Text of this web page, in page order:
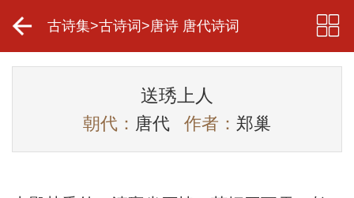
古诗集>古诗词 >唐诗 唐代诗词
送琇上人
朝代： 唐代 作者： 郑巢